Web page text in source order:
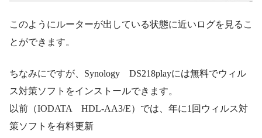
このようにルーターが出している状態に近いログを見るこ
とができます。
ちなみにですが、Synology DS218playには無料でウィル
ス対策ソフトをインストールできます。
以前（IODATA HDL-AA3/E）では、年に1回ウィルス対
策ソフトを有料更新